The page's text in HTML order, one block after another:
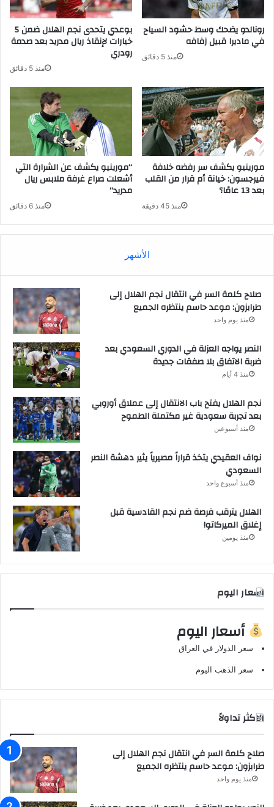
بوعدي يتحدى نجم الهلال ضمن 5
خيارات لإنقاذ ريال مدريد بعد صدمة
رودري
منذ 5 دقائق
رونالدو يضحك وسط حشود السياح
في ماديرا قبيل زفافه
منذ 5 دقائق
“مورينيو يكشف عن الشرارة التي
أشعلت صراع غرفة ملابس ريال
مدريد”
منذ 6 دقائق
مورينيو يكشف سر رفضه خلافة
فيرجسون: خيانة أم قرار من القلب
بعد 13 عامًا؟
منذ 45 دقيقة
الأشهر
صلاح كلمة السر في انتقال نجم الهلال إلى
طرابزون: موعد حاسم ينتظره الجميع
منذ يوم واحد
النصر يواجه العزلة في الدوري السعودي بعد
ضربة الاتفاق بلا صفقات جديدة
منذ 4 أيام
نجم الهلال يفتح باب الانتقال إلى عملاق أوروبي
بعد تجربة سعودية غير مكتملة الطموح
منذ أسبوعين
نواف العقيدي يتخذ قراراً مصيرياً يثير دهشة النصر
السعودي
منذ أسبوع واحد
الهلال يترقب فرصة ضم نجم القادسية قبل
إغلاق الميركاتو!
منذ يومين
اسعار اليوم
أسعار اليوم
سعر الدولار في العراق
سعر الذهب اليوم
الاكثر تداولاً
صلاح كلمة السر في انتقال نجم الهلال إلى
طرابزون: موعد حاسم ينتظره الجميع
منذ يوم واحد